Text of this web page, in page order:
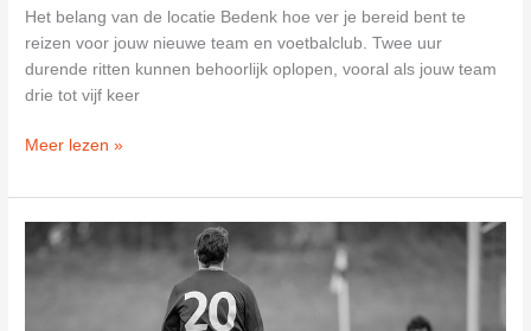
Het belang van de locatie Bedenk hoe ver je bereid bent te
reizen voor jouw nieuwe team en voetbalclub. Twee uur
durende ritten kunnen behoorlijk oplopen, vooral als jouw team
drie tot vijf keer
Korfbalvereniging
Boemerang
in
Schijndel
Meer lezen »